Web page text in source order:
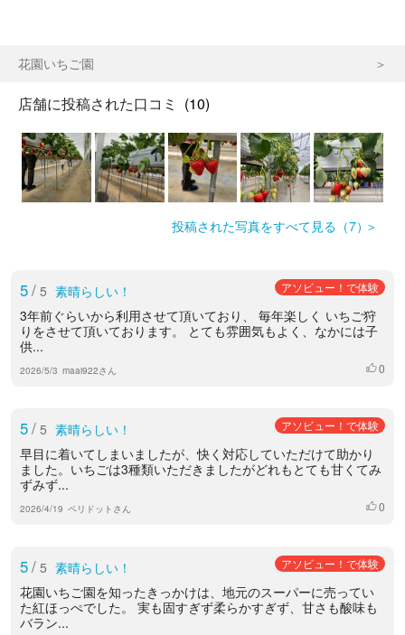
花園いちご園
店舗に投稿された口コミ (10)
投稿された写真をすべて見る（7）
5/ 5 素晴らしい！ アソビュー！で体験
3年前ぐらいから利用させて頂いており、 毎年楽しく いちご狩
りをさせて頂いております。 とても雰囲気もよく、なかには子
供...
2026/5/3 maai922さん いいね
0
5/ 5 素晴らしい！ アソビュー！で体験
早目に着いてしまいましたが、快く対応していただけて助かり
ました。いちごは3種類いただきましたがどれもとても甘くてみ
ずみず...
2026/4/19 ペリドットさん いいね
0
5/ 5 素晴らしい！ アソビュー！で体験
花園いちご園を知ったきっかけは、地元のスーパーに売ってい
た紅ほっぺでした。 実も固すぎず柔らかすぎず、甘さも酸味も
バラン...